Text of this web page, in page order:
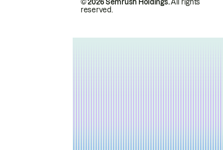
© 2026 Semrush Holdings.All rights
reserved.